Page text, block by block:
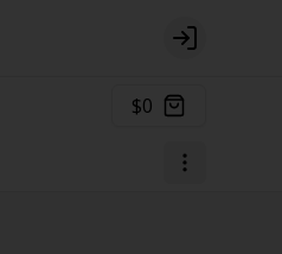
Login
$0